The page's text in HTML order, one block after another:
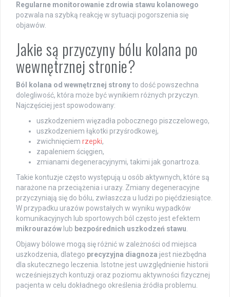
Regularne monitorowanie zdrowia stawu kolanowego
pozwala na szybką reakcję w sytuacji pogorszenia się
objawów.
Jakie są przyczyny bólu kolana po
wewnętrznej stronie?
Ból kolana od wewnętrznej stronyto dość powszechna
dolegliwość, która może być wynikiem różnych przyczyn.
Najczęściej jest spowodowany:
uszkodzeniem więzadła pobocznego piszczelowego,
uszkodzeniem łąkotki przyśrodkowej,
zwichnięciem rzepki,
zapaleniem ścięgien,
zmianami degeneracyjnymi, takimi jak gonartroza.
Takie kontuzje często występują u osób aktywnych, które są
narażone na przeciążenia i urazy. Zmiany degeneracyjne
przyczyniają się do bólu, zwłaszcza u ludzi po pięćdziesiątce.
W przypadku urazów powstałych w wyniku wypadków
komunikacyjnych lub sportowych ból często jest efektem
mikrourazów lub bezpośrednich uszkodzeń stawu.
Objawy bólowe mogą się różnić w zależności od miejsca
uszkodzenia, dlatego precyzyjna diagnoza jest niezbędna
dla skutecznego leczenia. Istotne jest uwzględnienie historii
wcześniejszych kontuzji oraz poziomu aktywności fizycznej
pacjenta w celu dokładnego określenia źródła problemu.